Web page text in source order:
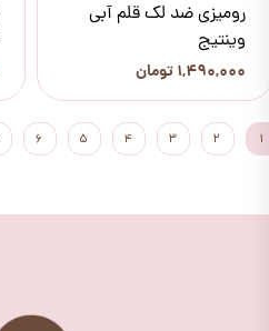
رومیزی ضد لک قلم آبی
وینتیج
۱,۴۹۰,۰۰۰ تومان
۱ ۲ ۳ ۴ ۵ ۶